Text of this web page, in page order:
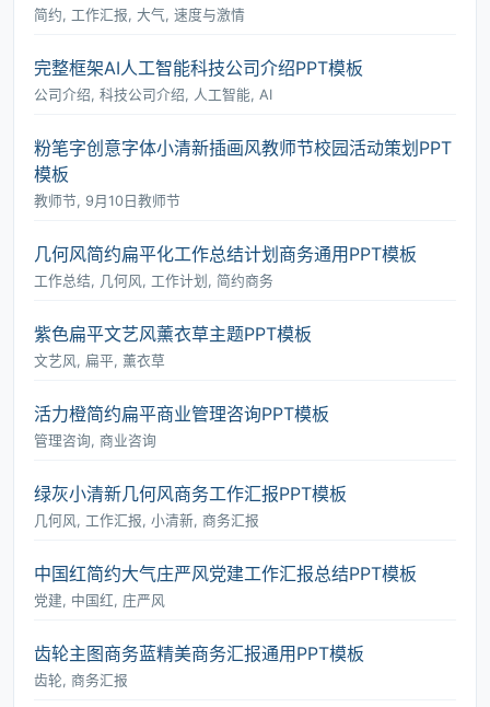
简约, 工作汇报, 大气, 速度与激情
完整框架AI人工智能科技公司介绍PPT模板
公司介绍, 科技公司介绍, 人工智能, AI
粉笔字创意字体小清新插画风教师节校园活动策划PPT
模板
教师节, 9月10日教师节
几何风简约扁平化工作总结计划商务通用PPT模板
工作总结, 几何风, 工作计划, 简约商务
紫色扁平文艺风薰衣草主题PPT模板
文艺风, 扁平, 薰衣草
活力橙简约扁平商业管理咨询PPT模板
管理咨询, 商业咨询
绿灰小清新几何风商务工作汇报PPT模板
几何风, 工作汇报, 小清新, 商务汇报
中国红简约大气庄严风党建工作汇报总结PPT模板
党建, 中国红, 庄严风
齿轮主图商务蓝精美商务汇报通用PPT模板
齿轮, 商务汇报